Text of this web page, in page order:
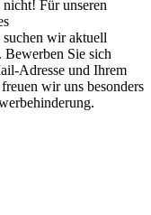
Für unseren
wir aktuell
Sie sich
Adresse und Ihrem
wir uns besonders